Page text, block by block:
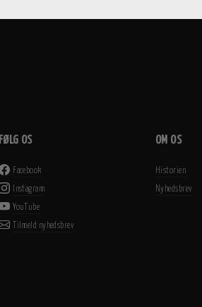
FØLG OS
Facebook
Instagram
YouTube
Tilmeld nyhedsbrev
OM OS
Historien
Nyhedsbrev